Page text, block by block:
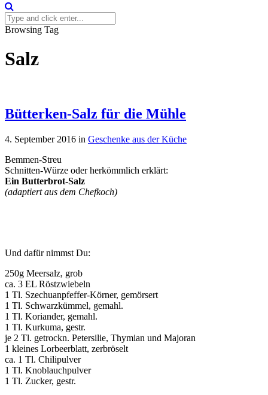
Browsing Tag
Salz
Bütterken-Salz für die Mühle
4. September 2016 in Geschenke aus der Küche
Bemmen-Streu
Schnitten-Würze oder herkömmlich erklärt:
Ein Butterbrot-Salz
(adaptiert aus dem Chefkoch)
Und dafür nimmst Du:
250g Meersalz, grob
ca. 3 EL Röstzwiebeln
1 Tl. Szechuanpfeffer-Körner, gemörsert
1 Tl. Schwarzkümmel, gemahl.
1 Tl. Koriander, gemahl.
1 Tl. Kurkuma, gestr.
je 2 Tl. getrockn. Petersilie, Thymian und Majoran
1 kleines Lorbeerblatt, zerbröselt
ca. 1 Tl. Chilipulver
1 Tl. Knoblauchpulver
1 Tl. Zucker, gestr.